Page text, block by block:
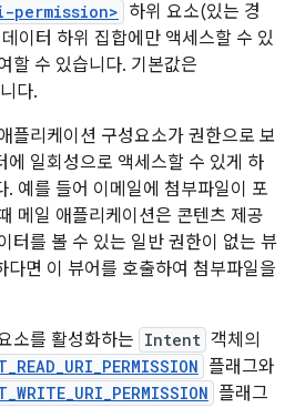
permission> 하위 요소(있는 경
이터 하위 집합에만 액세스할 수 있
할 수 있습니다. 기본값은
다.
플리케이션 구성요소가 권한으로 보
에 일회성으로 액세스할 수 있게 하
. 예를 들어 이메일에 첨부파일이 포
메일 애플리케이션은 콘텐츠 제공
터를 볼 수 있는 일반 권한이 없는 뷰
다면 이 뷰어를 호출하여 첨부파일을
소를 활성화하는 Intent 객체의
플래그와
플래그